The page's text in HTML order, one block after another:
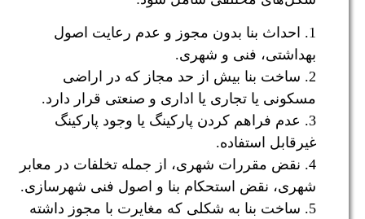
1. احداث بنا بدون مجوز و عدم رعایت اصول
بهداشتی، فنی و شهری.
2. ساخت بنا بیش از حد مجاز که در اراضی
مسکونی یا تجاری یا اداری و صنعتی قرار دارد.
3. عدم فراهم کردن پارکینگ یا وجود پارکینگ
غیرقابل استفاده.
4. نقض مقررات شهری، از جمله تخلفات در معابر
شهری، نقض استحکام بنا و اصول فنی شهرسازی.
5. ساخت بنا به شکلی که مغایرت با مجوز داشته